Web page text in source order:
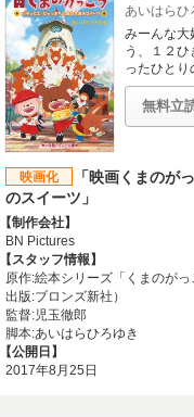
コトバは、本気の願いは、いつ
れたコトバは 思いがけない人
【制作会社】
マッドハウス、東北新社
【スタッフ情報】
監督:伊藤尚往
脚本:石川学 / キャラクターデザ
イン:髙野綾 / 音楽:松田彬人 / 製
ED主題歌:NOW ON AIR「キ
の声が届きますように」
【公開日】
2017年8月25日
あいはらひ
みーんな大
う、１２
ったひと
ばでいたず
キを食べ
ります。家
イーツラン
をするこ
ンディの
き、子ど
無料立
映画化
「映画くまのが
のスイーツ」
【制作会社】
BN Pictures
【スタッフ情報】
原作:絵本シリーズ「くまのが
出版:ブロンズ新社）
監督:児玉徹郎
脚本:あいはらひろゆき
【公開日】
2017年8月25日